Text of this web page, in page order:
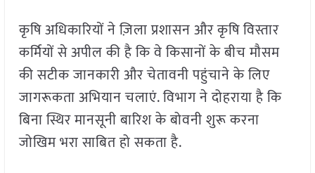
कृषि अधिकारियों ने ज़िला प्रशासन और कृषि विस्तार
कर्मियों से अपील की है कि वे किसानों के बीच मौसम
की सटीक जानकारी और चेतावनी पहुंचाने के लिए
जागरूकता अभियान चलाएं. विभाग ने दोहराया है कि
बिना स्थिर मानसूनी बारिश के बोवनी शुरू करना
जोखिम भरा साबित हो सकता है.